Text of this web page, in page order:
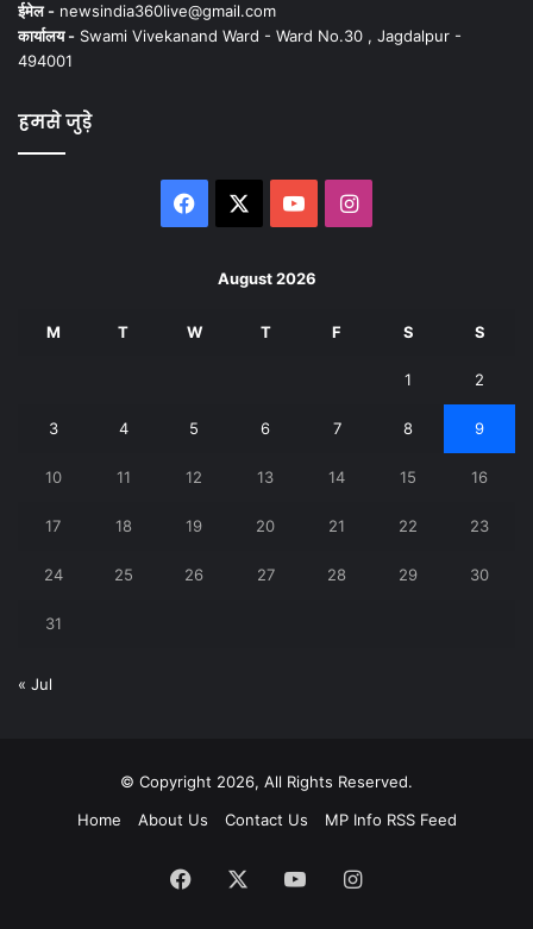
ईमेल - newsindia360live@gmail.com
कार्यालय - Swami Vivekanand Ward - Ward No.30 , Jagdalpur -
494001
हमसे जुड़े
Facebook YouTubeInstagram
August 2026
M T W T F S S
1 2
3 4 5 6 7 8 9
10 11 12 13 14 15 16
17 18 19 20 21 22 23
24 25 26 27 28 29 30
31
« Jul
© Copyright 2026, All Rights Reserved.
Home
About Us Contact Us MP Info RSS Feed
Facebook YouTubeInstagram